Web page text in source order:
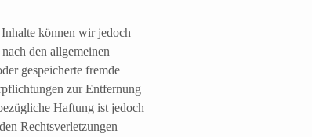
können wir jedoch
den allgemeinen
gespeicherte fremde
zur Entfernung
Haftung ist jedoch
Rechtsverletzungen